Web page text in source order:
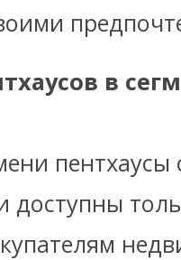
в
доступны